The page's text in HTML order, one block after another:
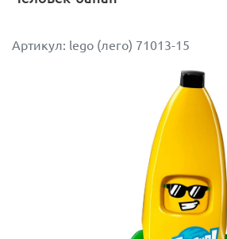
Артикул: lego (лего) 71013-15